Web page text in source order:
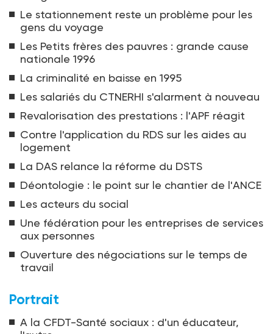
Le stationnement reste un problème pour les
gens du voyage
Les Petits frères des pauvres : grande cause
nationale 1996
La criminalité en baisse en 1995
Les salariés du CTNERHI s'alarment à nouveau
Revalorisation des prestations : l'APF réagit
Contre l'application du RDS sur les aides au
logement
La DAS relance la réforme du DSTS
Déontologie : le point sur le chantier de l'ANCE
Les acteurs du social
Une fédération pour les entreprises de services
aux personnes
Ouverture des négociations sur le temps de
travail
Portrait
A la CFDT-Santé sociaux : d'un éducateur,